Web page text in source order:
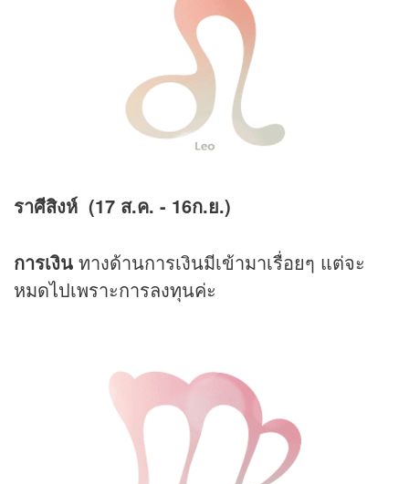
ราศีสิงห์ (17 ส.ค. - 16ก.ย.)
การเงิน ทางด้านการเงินมีเข้ามาเรื่อยๆ แต่จะ
หมดไปเพราะการลงทุนค่ะ